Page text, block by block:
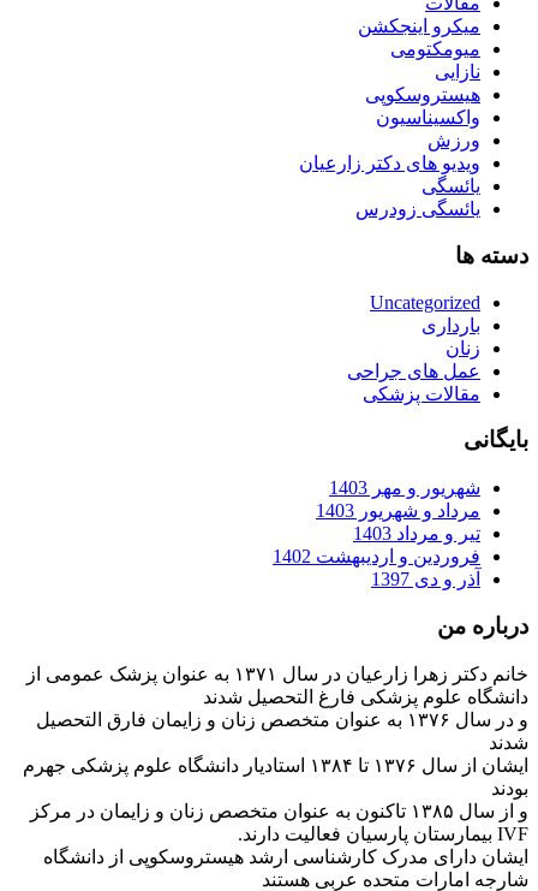
میکرو اینجکشن
میومکتومی
نازایی
هیستروسکوپی
واکسیناسیون
ورزش
ویدیو های دکتر زارعیان
یائسگی
یائسگی زودرس
دسته ها
Uncategorized
بارداری
زنان
عمل های جراحی
مقالات پزشکی
بایگانی
شهریور و مهر 1403
مرداد و شهریور 1403
تیر و مرداد 1403
فروردین و اردیبهشت 1402
آذر و دی 1397
درباره من
خانم دکتر زهرا زارعیان در سال ۱۳۷۱ به عنوان پزشک عمومی از
دانشگاه علوم پزشکی فارغ التحصیل شدند
و در سال ۱۳۷۶ به عنوان متخصص زنان و زایمان فارق التحصیل
شدند
ایشان از سال ۱۳۷۶ تا ۱۳۸۴ استادیار دانشگاه علوم پزشکی جهرم
بودند
و از سال ۱۳۸۵ تاکنون به عنوان متخصص زنان و زایمان در مرکز
IVF بیمارستان پارسیان فعالیت دارند.
ایشان دارای مدرک کارشناسی ارشد هیستروسکوپی از دانشگاه
شارجه امارات متحده عربی هستند